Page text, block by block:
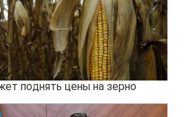
поднять цены на зерно